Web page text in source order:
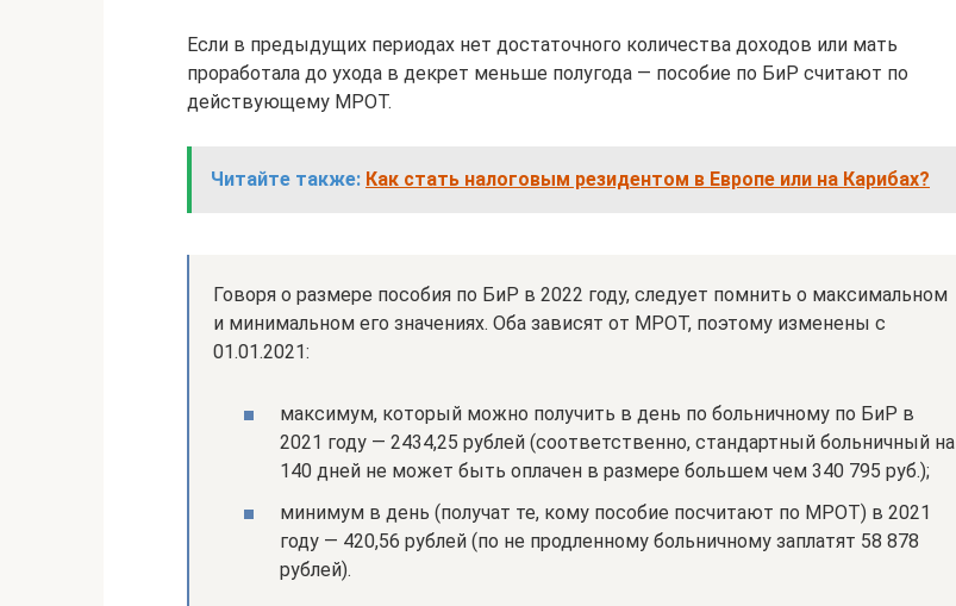
Если в предыдущих периодах нет достаточного количества доходов или мать
проработала до ухода в декрет меньше полугода — пособие по БиР считают по
действующему МРОТ.
Читайте также: Как стать налоговым резидентом в Европе или на Карибах?
Говоря о размере пособия по БиР в 2022 году, следует помнить о максимальном
и минимальном его значениях. Оба зависят от МРОТ, поэтому изменены с
01.01.2021:
максимум, который можно получить в день по больничному по БиР в
2021 году — 2434,25 рублей (соответственно, стандартный больничный на
140 дней не может быть оплачен в размере большем чем 340 795 руб.);
минимум в день (получат те, кому пособие посчитают по МРОТ) в 2021
году — 420,56 рублей (по не продленному больничному заплатят 58 878
рублей).